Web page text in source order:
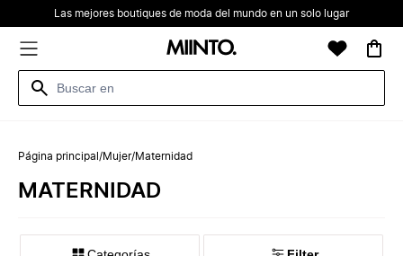
Las mejores boutiques de moda del mundo en un solo lugar
Página principal /Mujer/Maternidad
MATERNIDAD